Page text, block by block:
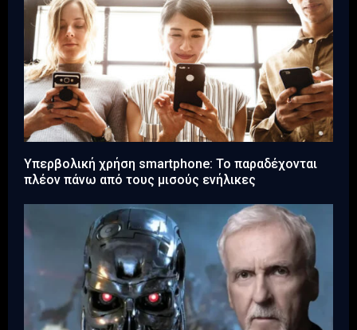
Υπερβολική χρήση smartphone: Το παραδέχονται
πλέον πάνω από τους μισούς ενήλικες